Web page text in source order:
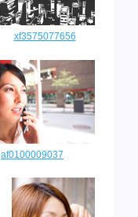
xf3575077656
af0100009037